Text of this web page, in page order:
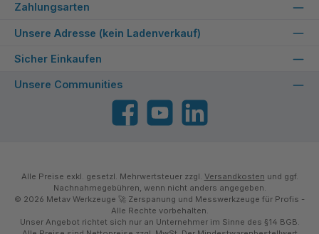
Zahlungsarten
Unsere Adresse (kein Ladenverkauf)
Sicher Einkaufen
Unsere Communities
FacebookYouTube
Alle Preise exkl. gesetzl. Mehrwertsteuer zzgl. Versandkosten und ggf.
Nachnahmegebühren, wenn nicht anders angegeben.
© 2026 Metav Werkzeuge 🚀 Zerspanung und Messwerkzeuge für Profis -
Alle Rechte vorbehalten.
Unser Angebot richtet sich nur an Unternehmer im Sinne des §14 BGB.